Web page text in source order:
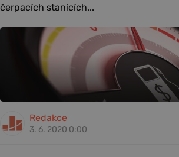
čerpacích stanicích...
Redakce
3. 6. 2020 0:00